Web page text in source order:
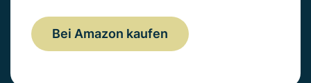
Bei Amazon kaufen